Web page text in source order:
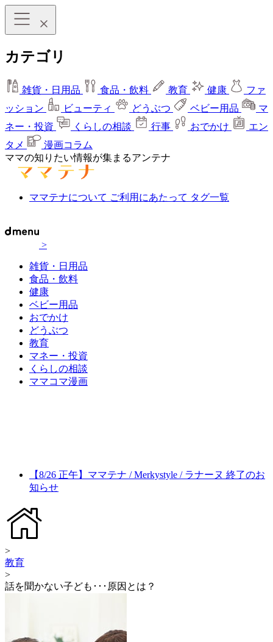
カテゴリ
雑貨・日用品 食品・飲料 教育 健康
ファ
ッション
ビューティ どうぶつ ベビー用品
マ
ネー・投資
くらしの相談 行事 おでかけ
エン
タメ
漫画コラム
ママの知りたい情報が集まるアンテナ
ママテナについて ご利用にあたって タグ一覧
>
雑貨・日用品
食品・飲料
健康
ベビー用品
おでかけ
どうぶつ
教育
マネー・投資
くらしの相談
ママコマ漫画
【8/26 正午】ママテナ / Merkystyle / ラナーヌ 終了のお
知らせ
>
教育
>
話を聞かない子ども･･･原因とは？